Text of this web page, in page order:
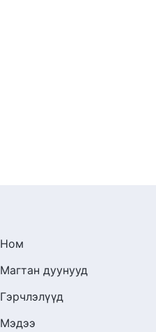
Ном
Магтан дуунууд
Гэрчлэлүүд
Мэдээ